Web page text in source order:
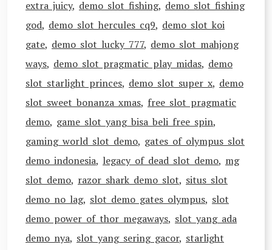
extra juicy, demo slot fishing, demo slot fishing
god, demo slot hercules cq9, demo slot koi
gate, demo slot lucky 777, demo slot mahjong
ways, demo slot pragmatic play midas, demo
slot starlight princes, demo slot super x, demo
slot sweet bonanza xmas, free slot pragmatic
demo, game slot yang bisa beli free spin,
gaming world slot demo, gates of olympus slot
demo indonesia, legacy of dead slot demo, mg
slot demo, razor shark demo slot, situs slot
demo no lag, slot demo gates olympus, slot
demo power of thor megaways, slot yang ada
demo nya, slot yang sering gacor, starlight